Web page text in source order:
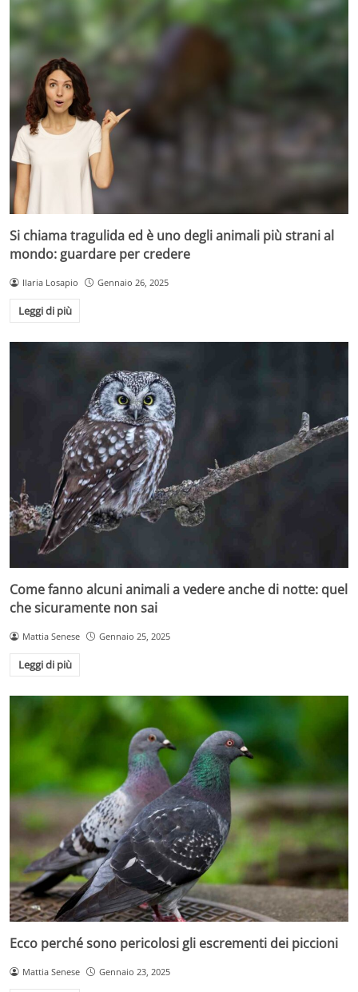
Si chiama tragulida ed è uno degli animali più strani al
mondo: guardare per credere
Ilaria Losapio Gennaio 26, 2025
Leggi di più
Come fanno alcuni animali a vedere anche di notte: quel
che sicuramente non sai
Mattia Senese Gennaio 25, 2025
Leggi di più
Ecco perché sono pericolosi gli escrementi dei piccioni
Mattia Senese Gennaio 23, 2025